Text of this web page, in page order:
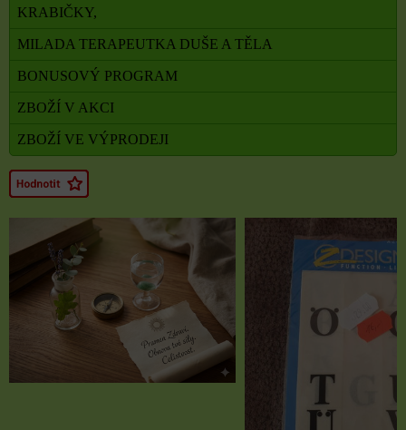
KRABIČKY,
MILADA TERAPEUTKA DUŠE A TĚLA
BONUSOVÝ PROGRAM
ZBOŽÍ V AKCI
ZBOŽÍ VE VÝPRODEJI